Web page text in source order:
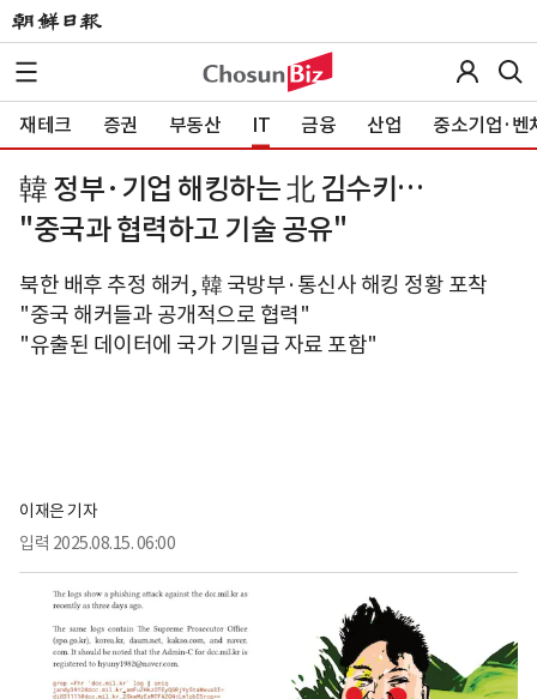
재테크 증권 부동산 IT 금융 산업 중소기업·벤
韓 정부·기업 해킹하는 北 김수키…
"중국과 협력하고 기술 공유"
북한 배후 추정 해커, 韓 국방부·통신사 해킹 정황 포착
"중국 해커들과 공개적으로 협력"
"유출된 데이터에 국가 기밀급 자료 포함"
이재은 기자
입력 2025.08.15. 06:00